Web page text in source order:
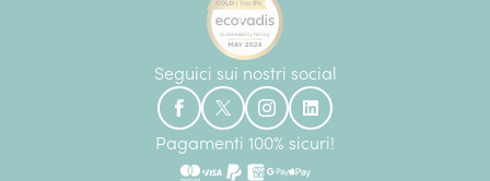
Seguici sui nostri social
Pagamenti 100% sicuri!